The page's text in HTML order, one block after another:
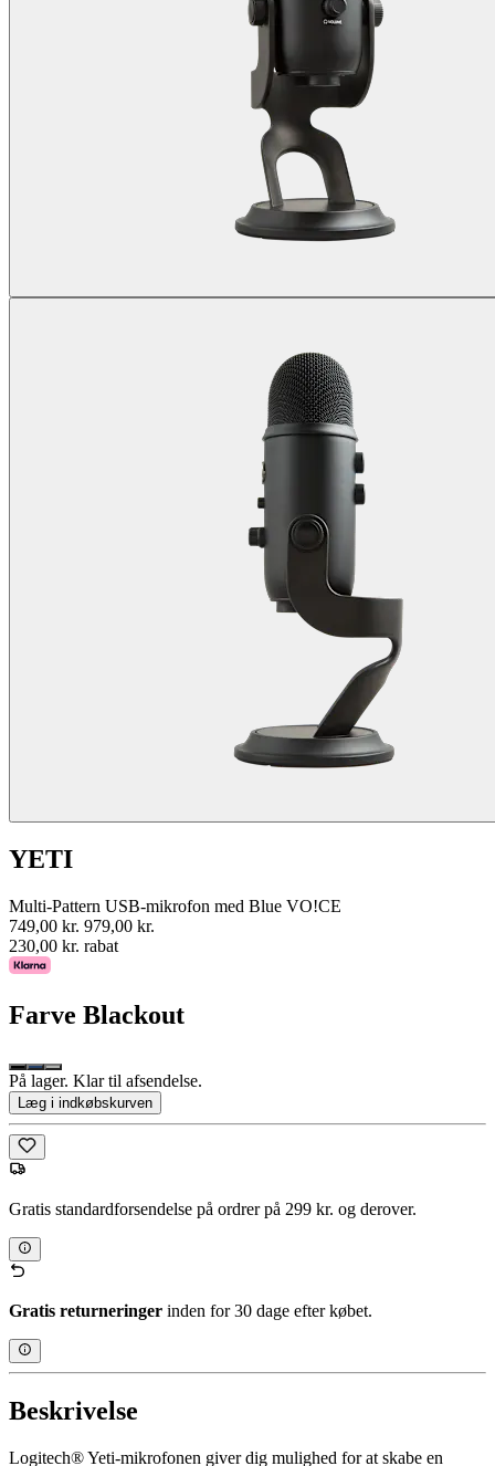
YETI
Multi-Pattern USB-mikrofon med Blue VO!CE
749,00 kr. 979,00 kr.
230,00 kr. rabat
Farve Blackout
På lager. Klar til afsendelse.
Læg i indkøbskurven
Gratis standardforsendelse på ordrer på 299 kr. og derover.
Gratis returneringer inden for 30 dage efter købet.
Beskrivelse
Logitech® Yeti-mikrofonen giver dig mulighed for at skabe en